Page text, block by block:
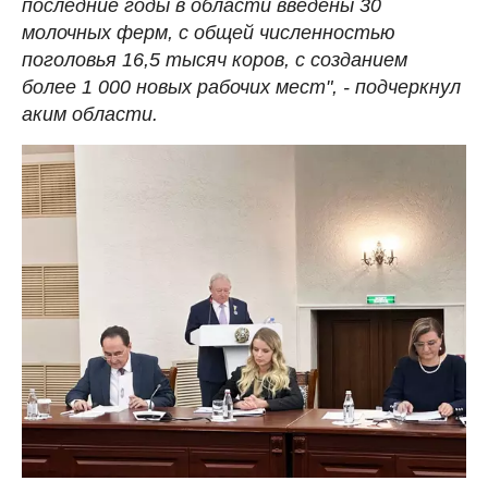
последние годы в области введены 30
молочных ферм, с общей численностью
поголовья 16,5 тысяч коров, с созданием
более 1 000 новых рабочих мест", - подчеркнул
аким области.